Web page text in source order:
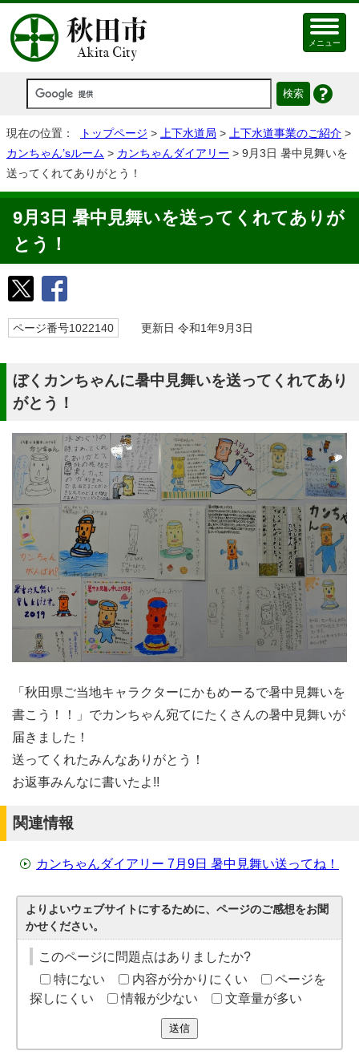
メニュー
現在の位置： トップページ > 上下水道局 > 上下水道事業のご紹介 >
カンちゃん’sルーム > カンちゃんダイアリー > 9月3日 暑中見舞いを
送ってくれてありがとう！
9月3日 暑中見舞いを送ってくれてありが
とう！
ページ番号1022140 更新日 令和1年9月3日
ぼくカンちゃんに暑中見舞いを送ってくれてあり
がとう！
「秋田県ご当地キャラクターにかもめーるで暑中見舞いを
書こう！！」でカンちゃん宛てにたくさんの暑中見舞いが
届きました！
送ってくれたみんなありがとう！
お返事みんなに書いたよ!!
関連情報
カンちゃんダイアリー 7月9日 暑中見舞い送ってね！
よりよいウェブサイトにするために、ページのご感想をお聞
かせください。
このページに問題点はありましたか?
特にない
内容が分かりにくい
ページを
探しにくい
情報が少ない 文章量が多い
送信